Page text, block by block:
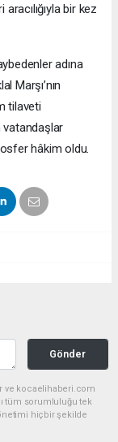
bir kez
adına
Marşı’nın
tilaveti
vatandaşlar
hâkim oldu.
Gönder
ve kocaelihaberi.com
tüm sorumluluğu tek
hiçbir şekilde